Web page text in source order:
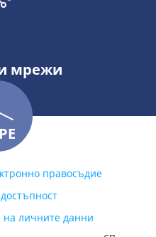
мрежи
правосъдие
на личните данни